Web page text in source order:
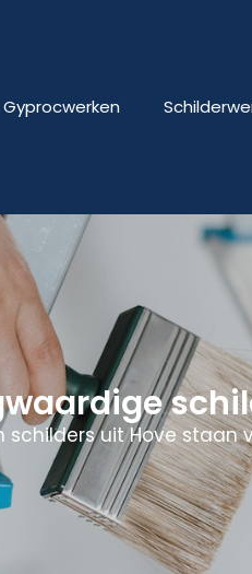
Gyprocwerken
schilders uit Hove staan